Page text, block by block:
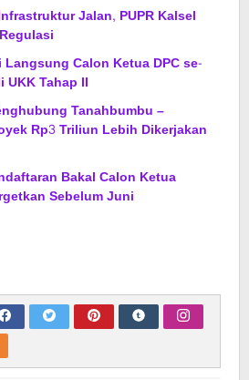
Jalan, PUPR Kalsel
Langsung Calon Ketua DPC se-
UKK Tahap II
Tanahbumbu –
Rp3 Triliun Lebih Dikerjakan
Bakal Calon Ketua
Sebelum Juni